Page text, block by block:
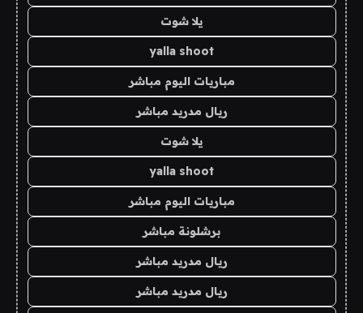
يلا شوت
yalla shoot
مباريات اليوم مباشر
ريال مدريد مباشر
يلا شوت
yalla shoot
مباريات اليوم مباشر
برشلونة مباشر
ريال مدريد مباشر
ريال مدريد مباشر